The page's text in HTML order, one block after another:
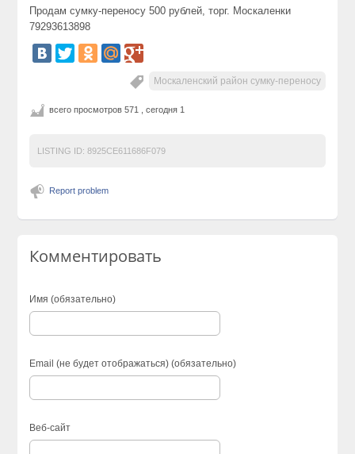
Продам сумку-переносу 500 рублей, торг. Москаленки
79293613898
Москаленский район сумку-переносу
всего просмотров 571 , сегодня 1
LISTING ID: 8925CE611686F079
Report problem
Комментировать
Имя (обязательно)
Email (не будет отображаться) (обязательно)
Веб-сайт